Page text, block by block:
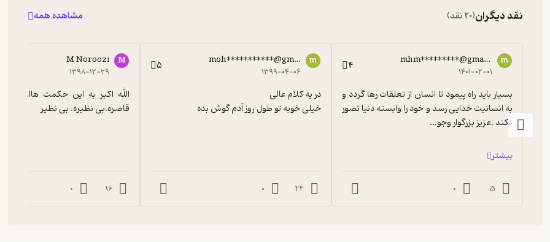
نقد دیگران(20 نقد) مشاهده همه
m
mhm*********@gmail.com
۱۴۰۱-۰۲-۰۱ 4
نکند .عزیز بزرگوار وجو...
بیشتر
5
0
m
moh***********@gmail.com
۱۳۹۹-۰۴-۰۶ 5
خیلی خوبه تو طول روز آدم گوش بده
24
0
M
M Noroozi
۱۳۹۸-۱۲-۲۹
قاصره.بی نظیره. بی نظیر
16
0